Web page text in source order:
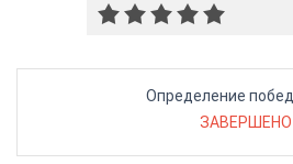
Определение
ЗАВЕРШЕНО